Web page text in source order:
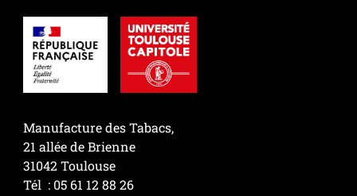
Manufacture des Tabacs,
21 allée de Brienne
31042 Toulouse
Tél : 05 61 12 88 26